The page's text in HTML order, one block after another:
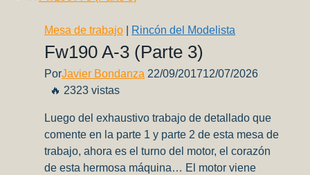
Modelfest
2020
Mesa de trabajo Rincón del Modelista
Fw190 A-3 (Parte 3)
PorJavier Bondanza 22/09/201712/07/2026
🔥 2323 vistas
Luego del exhaustivo trabajo de detallado que
comente en la parte 1 y parte 2 de esta mesa de
trabajo, ahora es el turno del motor, el corazón
de esta hermosa máquina… El motor viene